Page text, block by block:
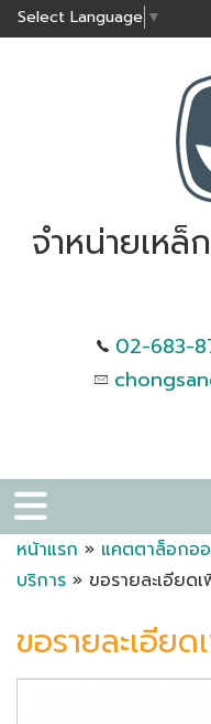
Select Language ▼
จำหน่ายเหล็
02-683-
หน้าแรก » แคตตาล็อกอ
บริการ » ขอรายละเอียด
ขอรายละเอีย